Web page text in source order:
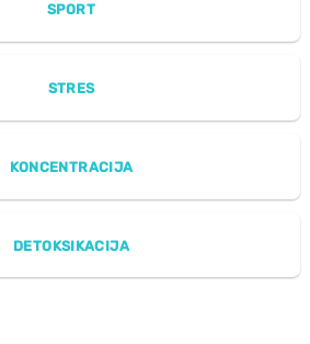
SPORT
STRES
KONCENTRACIJA
DETOKSIKACIJA